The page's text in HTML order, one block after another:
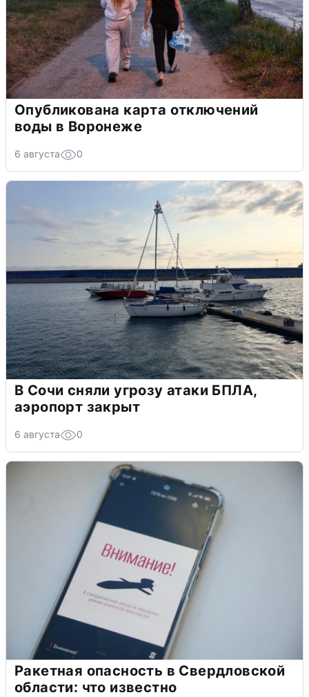
Опубликована карта отключений
воды в Воронеже
6 августа 0
В Сочи сняли угрозу атаки БПЛА,
аэропорт закрыт
6 августа 0
Ракетная опасность в Свердловской
области: что известно